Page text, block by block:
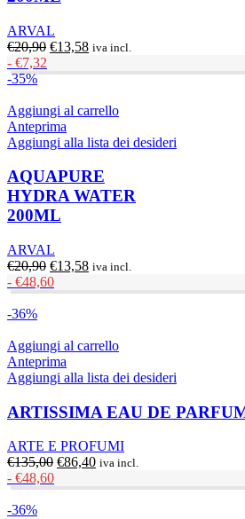
ARVAL
€20,90 Il
originale
€20,90.
€13,58Il
attuale
€13,58.
iva incl.
- €7,32
-35%
Aggiungi al carrello
Anteprima
Aggiungi alla lista dei desideri
AQUAPURE
HYDRA WATER
200ML
ARVAL
€20,90 Il
prezzo
originale
€13,58Il
attuale
iva incl.
- €48,60
-36%
Aggiungi al carrello
Anteprima
Aggiungi alla lista dei desideri
ARTISSIMA EAU DE
ARTE E PROFUMI
€135,00 Il
originale
€86,40Il
attuale
iva incl.
- €48,60
-36%